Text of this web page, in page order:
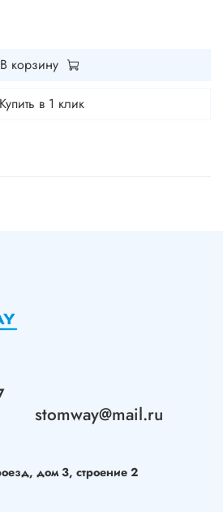
В корзину
Купить в 1 клик
stomway@mail.ru
дом 3, строение 2